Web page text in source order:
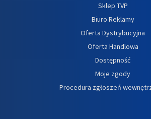
Sklep TVP
Biuro Reklamy
Oferta Dystrybucyjna
Oferta Handlowa
Dostępność
Moje zgody
Procedura zgłoszeń